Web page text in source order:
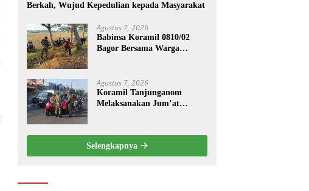
Berkah, Wujud Kepedulian kepada Masyarakat
Agustus 7, 2026
Babinsa Koramil 0810/02
Bagor Bersama Warga
Agustus 7, 2026
Koramil Tanjunganom
Melaksanakan Jum’at
Selengkapnya